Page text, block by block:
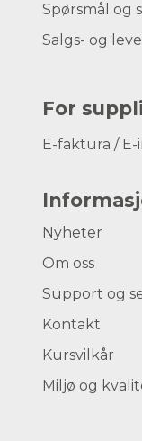
Spørsmål og
Salgs- og
For
E-faktura / E-
Nyheter
Om oss
Support og
Kontakt
Kursvilkår
Miljø og